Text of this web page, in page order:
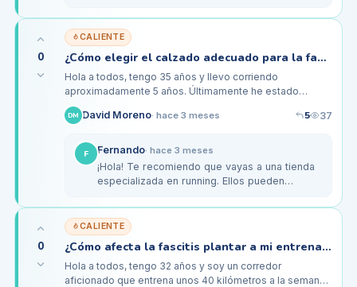
de correr. A veces, el…
0
CALIENTE
¿Cómo elegir el calzado adecuado para la fascitis plantar en corredores?
Hola a todos, tengo 35 años y llevo corriendo
aproximadamente 5 años. Últimamente he estado
sufriendo de un dolor persistente en el talón derecho,
que me han dicho que podría ser…
DM David Moreno· hace 3 meses 5 37
F Fernando· hace 3 meses
¡Hola! Te recomiendo que vayas a una tienda
especializada en running. Ellos pueden
adecuado. Yo lo hice y fue un…
0
CALIENTE
¿Cómo afecta la fascitis plantar a mi entrenamiento como corredor aficionado?
Hola a todos, tengo 32 años y soy un corredor
aficionado que entrena unos 40 kilómetros a la semana.